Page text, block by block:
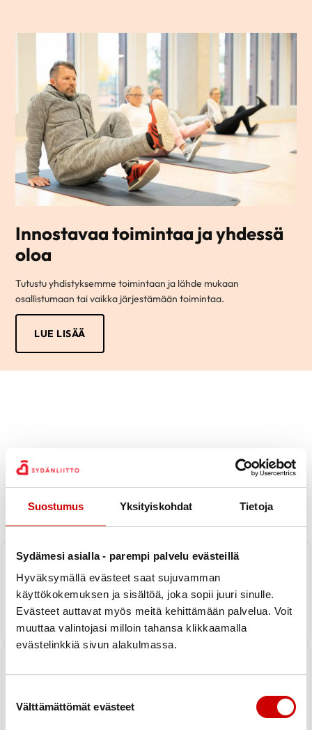
Suostumus Yksityiskohdat Tietoja
Sydämesi asialla - parempi palvelu evästeillä
Hyväksymällä evästeet saat sujuvamman
käyttökokemuksen ja sisältöä, joka sopii juuri sinulle.
Evästeet auttavat myös meitä kehittämään palvelua. Voit
muuttaa valintojasi milloin tahansa klikkaamalla
evästelinkkiä sivun alakulmassa.
Välttämättömät evästeet
Innostavaa toimintaa ja yhdessä
oloa
Tutustu yhdistyksemme toimintaan ja lähde mukaan
osallistumaan tai vaikka järjestämään toimintaa.
LUE LISÄÄ
Uutiset
Piiri KAIKKI UUTISET
Jokaisella on oikeus ja velvollisuus
LUE UUTINEN
Sydänpiirillä
LUE UUTINEN